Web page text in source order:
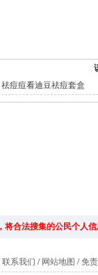
祛痘痘看迪豆祛痘套盒
合法搜集的公民个人信
联系我们 / 网站地图 /免